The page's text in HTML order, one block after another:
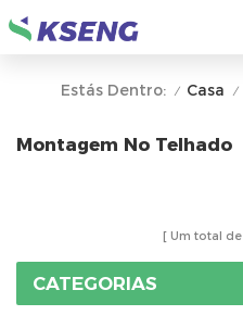
Estás Dentro: / Casa /
Montagem No Telhado
Um total de
CATEGORIAS